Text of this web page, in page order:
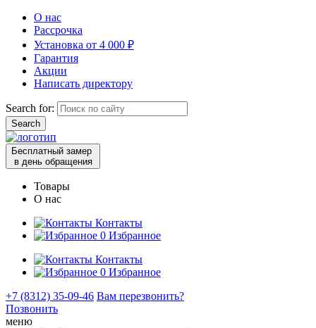
О нас
Рассрочка
Установка от 4 000 ₽
Гарантия
Акции
Написать директору
Search for:
Бесплатный замер
в день обращения
Товары
О нас
Контакты
0 Избранное
Контакты
0 Избранное
+7 (8312) 35-09-46 Вам перезвонить?
Позвонить
меню